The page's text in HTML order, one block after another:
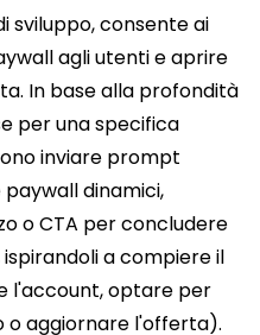
sviluppo, consente ai
agli utenti e aprire
In base alla profondità
per una specifica
inviare prompt
dinamici,
o CTA per concludere
a compiere il
l'account, optare per
o aggiornare l'offerta).